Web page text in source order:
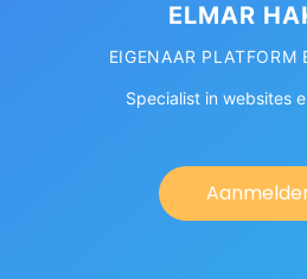
ELMAR
EIGENAAR PLATFORM
Specialist in websites